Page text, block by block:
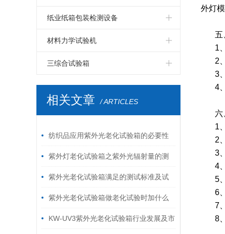
LED步入式恒温恒湿试验室
LED高温老化房
LED跌落试验机
LCD紫外光老化试验箱
LCD步入式恒温恒湿试验室
LCD高温老化房
LCD包装运输振动台
电路板紫外光老化试验箱
PCB板步入式恒温恒湿试验室
PCB电路板高温老化房
PCB电路板鼓风干燥箱
电脑式电磁振动台
四度空间一体振动台
六度空间一体振动台
电脑式拉力试验机
伺服控制拉力试验机
高低温拉力试验机
机械振动试验机
电磁式扫频振动台
单臂跌落试验机
双臂跌落试验机
自由跌落试验机
纸业纸箱包装检测设备
纸箱抗压试验机
破裂强度试验机
环压强度试验机
跌落试验机
油墨脱色试验机
材料力学试验机
鞋材检测试验机
线材弯折试验机
插拔力试验机
按键寿命试验机
三综合试验箱
温湿度振动三综合试验箱
相关文章 / ARTICLES
纺织品应用紫外光老化试验箱的必要性
紫外灯老化试验箱之紫外光辐射量的测
定 紫外光老化试验箱满足的测试标准及试
验方法
紫外光老化试验箱做老化试验时加什么
水？KW-UV3紫外光老化试验箱行业发展及市
外灯
五
1
2
3
4
六
1
2
3
4
5
6
7
8